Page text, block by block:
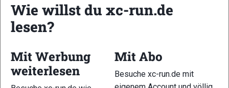
Wie willst du xc-run.de
lesen?
Mit Werbung
weiterlesen
Mit Abo
Besuche xc-run.de mit